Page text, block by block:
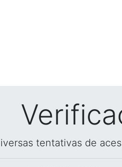
tentativas de